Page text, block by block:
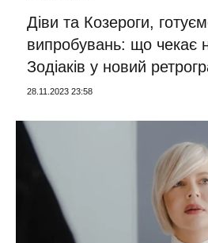
Діви та Козероги,
випробувань: що чекає
Зодіаків у новий
28.11.2023 23:58